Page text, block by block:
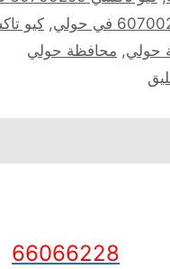
,
حولي, محافظة حولي
66066228